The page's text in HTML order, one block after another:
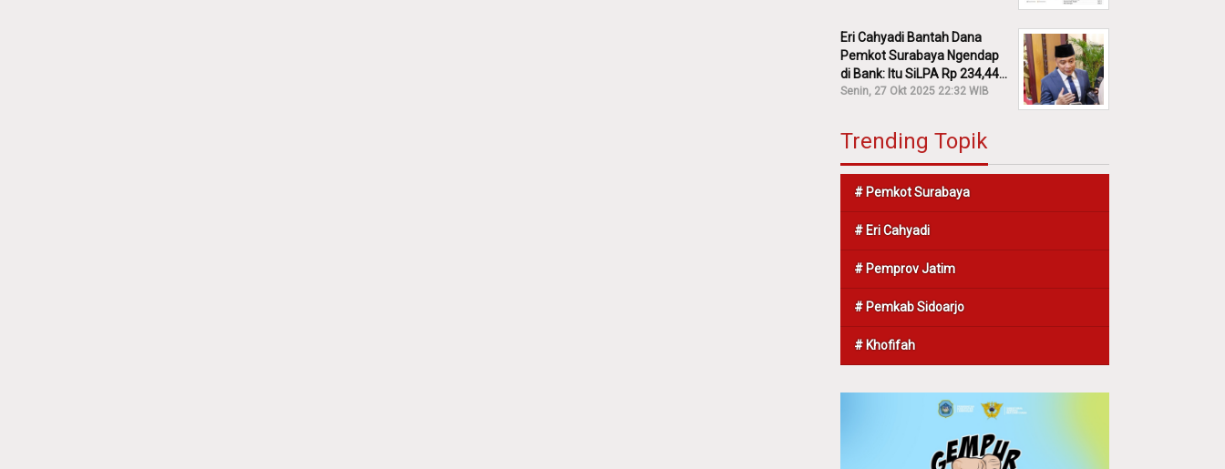
Eri Cahyadi Bantah Dana
Pemkot Surabaya Ngendap
di Bank: Itu SiLPA Rp 234,44
M!
Senin, 27 Okt 2025 22:32 WIB
Trending Topik
# Pemkot Surabaya
# Eri Cahyadi
# Pemprov Jatim
# Pemkab Sidoarjo
# Khofifah